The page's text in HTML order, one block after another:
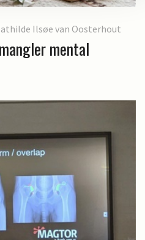
Ilsøe van Oosterhout
mental